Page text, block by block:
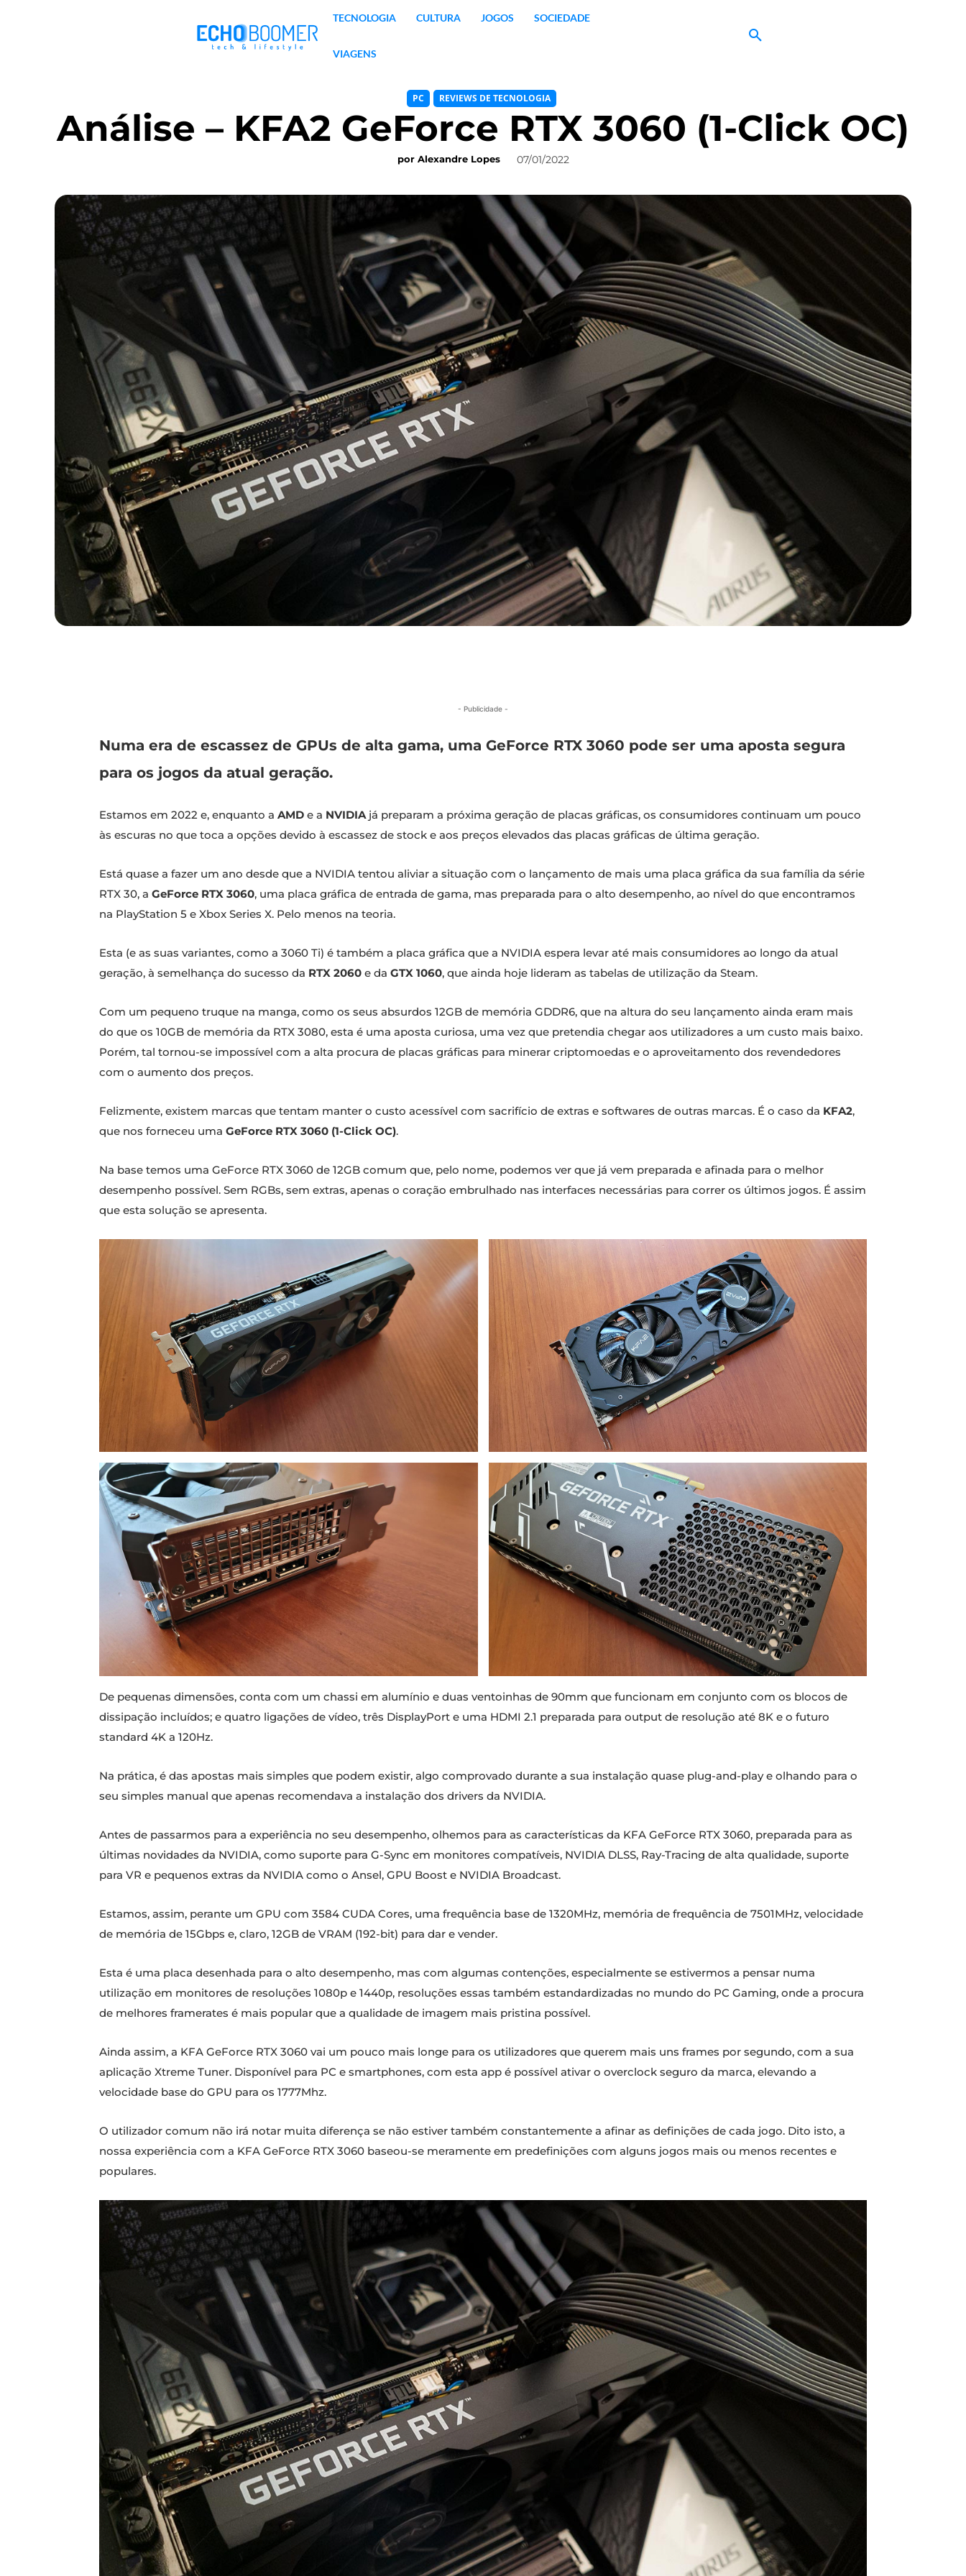
TECNOLOGIA CULTURA JOGOS SOCIEDADE
VIAGENS
PC REVIEWS DE TECNOLOGIA
Análise – KFA2 GeForce RTX 3060 (1-Click OC)
por Alexandre Lopes 07/01/2022
- Publicidade -
Numa era de escassez de GPUs de alta gama, uma GeForce RTX 3060 pode ser uma aposta segura
para os jogos da atual geração.
Estamos em 2022 e, enquanto a AMD e a NVIDIAjá preparam a próxima geração de placas gráficas, os consumidores continuam um pouco
às escuras no que toca a opções devido à escassez de stock e aos preços elevados das placas gráficas de última geração.
Está quase a fazer um ano desde que a NVIDIA tentou aliviar a situação com o lançamento de mais uma placa gráfica da sua família da série
RTX 30, a GeForce RTX 3060, uma placa gráfica de entrada de gama, mas preparada para o alto desempenho, ao nível do que encontramos
na PlayStation 5 e Xbox Series X. Pelo menos na teoria.
Esta (e as suas variantes, como a 3060 Ti) é também a placa gráfica que a NVIDIA espera levar até mais consumidores ao longo da atual
geração, à semelhança do sucesso da RTX 2060 e da GTX 1060, que ainda hoje lideram as tabelas de utilização da Steam.
Com um pequeno truque na manga, como os seus absurdos 12GB de memória GDDR6, que na altura do seu lançamento ainda eram mais
do que os 10GB de memória da RTX 3080, esta é uma aposta curiosa, uma vez que pretendia chegar aos utilizadores a um custo mais baixo.
Porém, tal tornou-se impossível com a alta procura de placas gráficas para minerar criptomoedas e o aproveitamento dos revendedores
com o aumento dos preços.
Felizmente, existem marcas que tentam manter o custo acessível com sacrifício de extras e softwares de outras marcas. É o caso da KFA2,
que nos forneceu uma GeForce RTX 3060 (1-Click OC).
Na base temos uma GeForce RTX 3060 de 12GB comum que, pelo nome, podemos ver que já vem preparada e afinada para o melhor
desempenho possível. Sem RGBs, sem extras, apenas o coração embrulhado nas interfaces necessárias para correr os últimos jogos. É assim
que esta solução se apresenta.
De pequenas dimensões, conta com um chassi em alumínio e duas ventoinhas de 90mm que funcionam em conjunto com os blocos de
dissipação incluídos; e quatro ligações de vídeo, três DisplayPort e uma HDMI 2.1 preparada para output de resolução até 8K e o futuro
standard 4K a 120Hz.
Na prática, é das apostas mais simples que podem existir, algo comprovado durante a sua instalação quase plug-and-play e olhando para o
seu simples manual que apenas recomendava a instalação dos drivers da NVIDIA.
Antes de passarmos para a experiência no seu desempenho, olhemos para as características da KFA GeForce RTX 3060, preparada para as
últimas novidades da NVIDIA, como suporte para G-Sync em monitores compatíveis, NVIDIA DLSS, Ray-Tracing de alta qualidade, suporte
para VR e pequenos extras da NVIDIA como o Ansel, GPU Boost e NVIDIA Broadcast.
Estamos, assim, perante um GPU com 3584 CUDA Cores, uma frequência base de 1320MHz, memória de frequência de 7501MHz, velocidade
de memória de 15Gbps e, claro, 12GB de VRAM (192-bit) para dar e vender.
Esta é uma placa desenhada para o alto desempenho, mas com algumas contenções, especialmente se estivermos a pensar numa
utilização em monitores de resoluções 1080p e 1440p, resoluções essas também estandardizadas no mundo do PC Gaming, onde a procura
de melhores framerates é mais popular que a qualidade de imagem mais pristina possível.
Ainda assim, a KFA GeForce RTX 3060 vai um pouco mais longe para os utilizadores que querem mais uns frames por segundo, com a sua
aplicação Xtreme Tuner. Disponível para PC e smartphones, com esta app é possível ativar o overclock seguro da marca, elevando a
velocidade base do GPU para os 1777Mhz.
O utilizador comum não irá notar muita diferença se não estiver também constantemente a afinar as definições de cada jogo. Dito isto, a
nossa experiência com a KFA GeForce RTX 3060 baseou-se meramente em predefinições com alguns jogos mais ou menos recentes e
populares.